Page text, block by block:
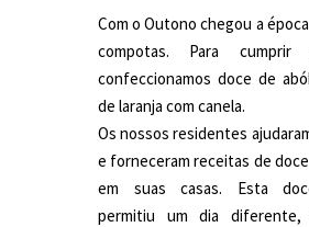
Com o Outono chegou a
compotas. Para cumprir
confeccionamos doce de
de laranja com canela.
Os nossos residentes
e forneceram receitas de
em suas casas. Esta
permitiu um dia diferente,